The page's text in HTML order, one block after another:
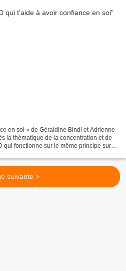
en soi » de Géraldine Bindi et Adrienne
la thématique de la concentration et de
qui fonctionne sur le même principe sur le
suivante >